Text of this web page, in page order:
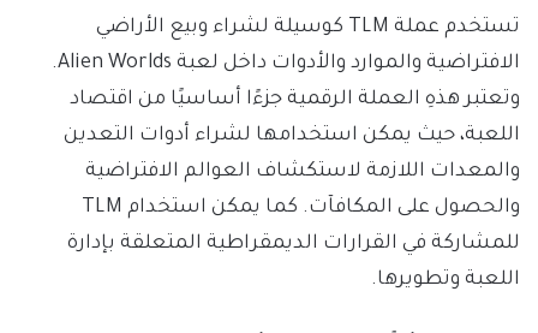
تستخدم عملة TLM كوسيلة لشراء وبيع الأراضي
الافتراضية والموارد والأدوات داخل لعبة Alien Worlds.
وتعتبر هذهِ العملة الرقمية جزءًا أساسيًا من اقتصاد
اللعبة، حيث يمكن استخدامها لشراء أدوات التعدين
والمعدات اللازمة لاستكشاف العوالم الافتراضية
والحصول على المكافآت. كما يمكن استخدام TLM
للمشاركة في القرارات الديمقراطية المتعلقة بإدارة
اللعبة وتطويرها.